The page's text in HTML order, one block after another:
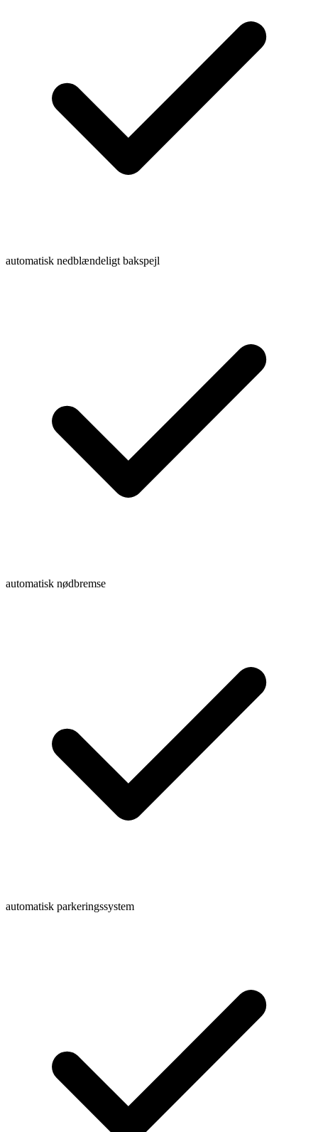
automatisk nedblændeligt bakspejl
automatisk nødbremse
automatisk parkeringssystem